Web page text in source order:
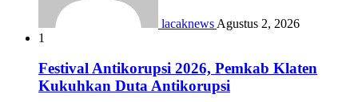
lacaknews Agustus 2, 2026
1
Festival Antikorupsi 2026, Pemkab Klaten
Kukuhkan Duta Antikorupsi